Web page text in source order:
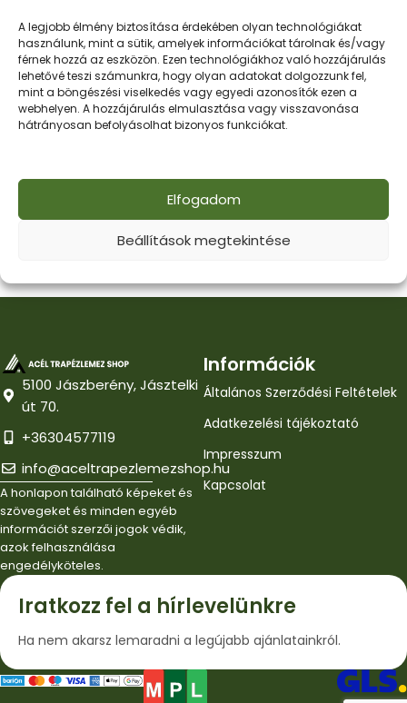
A legjobb élmény biztosítása érdekében olyan technológiákat
használunk, mint a sütik, amelyek információkat tárolnak és/vagy
férnek hozzá az eszközön. Ezen technológiákhoz való hozzájárulás
lehetővé teszi számunkra, hogy olyan adatokat dolgozzunk fel,
mint a böngészési viselkedés vagy egyedi azonosítók ezen a
webhelyen. A hozzájárulás elmulasztása vagy visszavonása
hátrányosan befolyásolhat bizonyos funkciókat.
Elfogadom
Beállítások megtekintése
VAGY
Belépés
Amennyiben már létrehoztad fiókodat, kérjük, a belépéshez
töltsd ki az alábbi mezőket.
5100 Jászberény, Jásztelki
út 70.
+36304577119
info@aceltrapezlemezshop.hu
A honlapon található képeket és
szövegeket és minden egyéb
információt szerzői jogok védik,
azok felhasználása
engedélyköteles.
Információk
Általános Szerződési Feltételek
Adatkezelési tájékoztató
Impresszum
Kapcsolat
Iratkozz fel a hírlevelünkre
Ha nem akarsz lemaradni a legújabb ajánlatainkról.